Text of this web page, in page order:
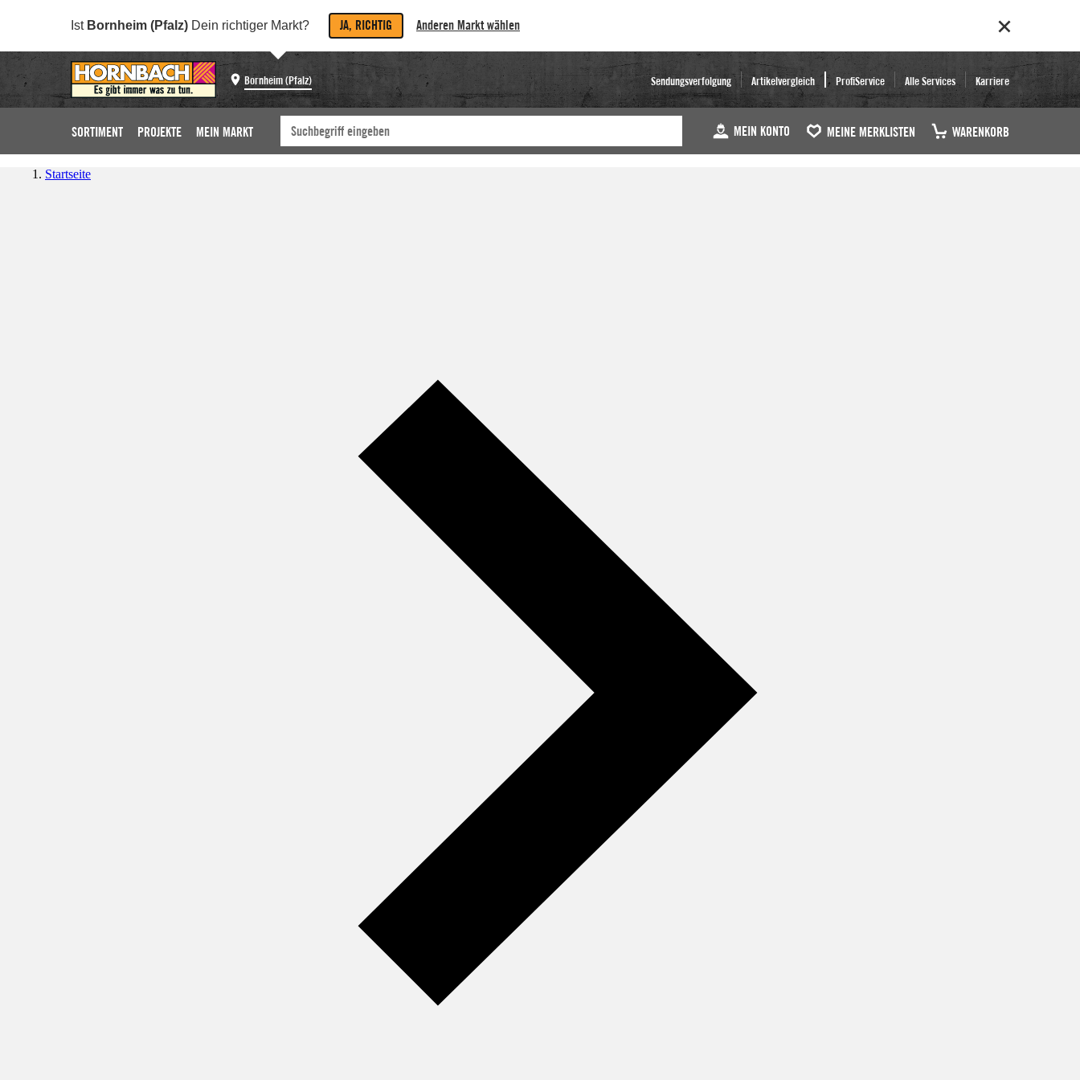
Ist Bornheim (Pfalz) Dein richtiger Markt? JA, RICHTIG Anderen Markt wählen
Bornheim (Pfalz) Sendungsverfolgung Artikelvergleich ProfiService Alle Services Karriere
SORTIMENT PROJEKTE MEIN MARKT MEIN KONTO MEINE MERKLISTEN WARENKORB
Startseite